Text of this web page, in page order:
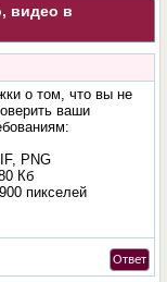
видео в
о том, что вы не
ваши
PNG
Кб
пикселей
Ответ